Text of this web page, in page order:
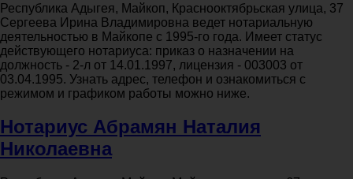
Республика Адыгея, Майкоп, Краснооктябрьская улица, 37
Сергеева Ирина Владимировна ведет нотариальную
деятельностью в Майкопе с 1995-го года. Имеет статус
действующего нотариуса: приказ о назначении на
должность - 2-л от 14.01.1997, лицензия - 003003 от
03.04.1995. Узнать адрес, телефон и ознакомиться с
режимом и графиком работы можно ниже.
Нотариус Абрамян Наталия
Николаевна